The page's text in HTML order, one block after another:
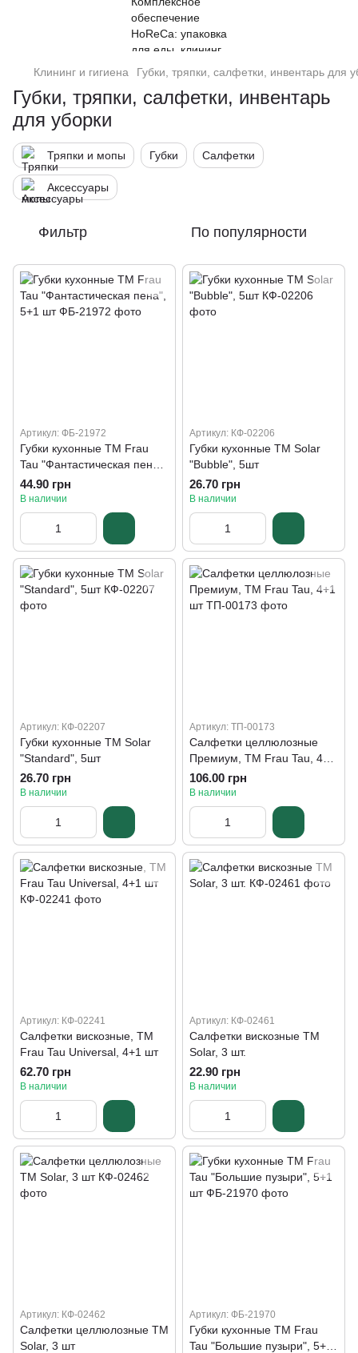
Клининг и гигиена Губки, тряпки, салфетки, инвентарь для
Губки, тряпки, салфетки, инвентарь
для уборки
Тряпки и мопы Губки Салфетки
Аксессуары
Фильтр По популярности
Артикул: ФБ-21972
Губки кухонные TM Frau
Tau "Фантастическая пена",
5+1 шт
44.90 грн
В наличии
Артикул: КФ-02206
Губки кухонные ТМ Solar
"Bubble", 5шт
26.70 грн
В наличии
Артикул: КФ-02207
Губки кухонные ТМ Solar
"Standard", 5шт
26.70 грн
В наличии
Артикул: ТП-00173
Салфетки целлюлозные
Премиум, ТМ Frau Tau, 4+1
шт
106.00 грн
В наличии
Артикул: КФ-02241
Салфетки вискозные, ТМ
Frau Tau Universal, 4+1 шт
62.70 грн
В наличии
Артикул: КФ-02461
Салфетки вискозные ТМ
Solar, 3 шт.
22.90 грн
В наличии
Артикул: КФ-02462
Салфетки целлюлозные ТМ
Solar, 3 шт
Артикул: ФБ-21970
Губки кухонные TM Frau
Tau "Большие пузыри", 5+1